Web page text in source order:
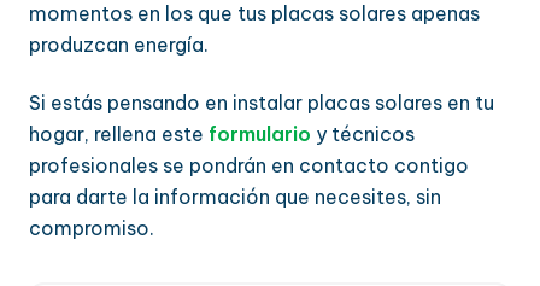
momentos en los que tus placas solares apenas
produzcan energía.
Si estás pensando en instalar placas solares en tu
hogar, rellena este formulario y técnicos
profesionales se pondrán en contacto contigo
para darte la información que necesites, sin
compromiso.